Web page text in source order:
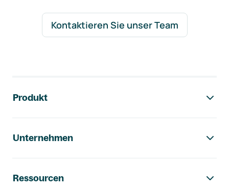
Kontaktieren Sie unser Team
Produkt
Unternehmen
Ressourcen